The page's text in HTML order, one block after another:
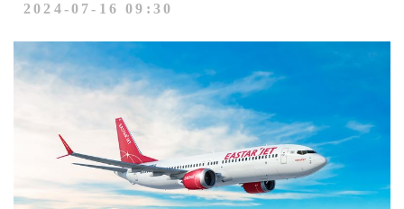
2024-07-16 09:30